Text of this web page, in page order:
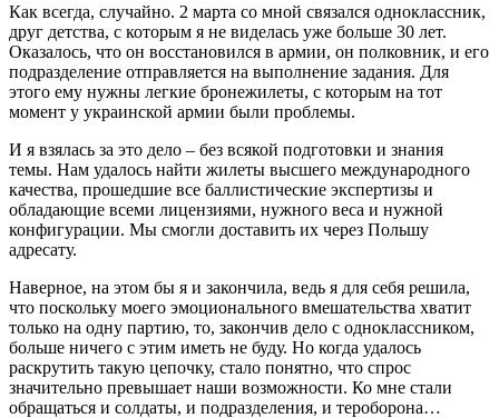
Как всегда, случайно. 2 марта со мной связался одноклассник,
друг детства, с которым я не виделась уже больше 30 лет.
Оказалось, что он восстановился в армии, он полковник, и его
подразделение отправляется на выполнение задания. Для
этого ему нужны легкие бронежилеты, с которым на тот
момент у украинской армии были проблемы.
И я взялась за это дело – без всякой подготовки и знания
темы. Нам удалось найти жилеты высшего международного
качества, прошедшие все баллистические экспертизы и
обладающие всеми лицензиями, нужного веса и нужной
конфигурации. Мы смогли доставить их через Польшу
адресату.
Наверное, на этом бы я и закончила, ведь я для себя решила,
что поскольку моего эмоционального вмешательства хватит
только на одну партию, то, закончив дело с одноклассником,
больше ничего с этим иметь не буду. Но когда удалось
раскрутить такую цепочку, стало понятно, что спрос
значительно превышает наши возможности. Ко мне стали
обращаться и солдаты, и подразделения, и тероборона…